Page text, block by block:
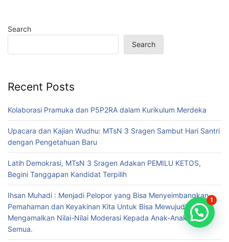
Search
Search
Recent Posts
Kolaborasi Pramuka dan P5P2RA dalam Kurikulum Merdeka
Upacara dan Kajian Wudhu: MTsN 3 Sragen Sambut Hari Santri
dengan Pengetahuan Baru
Latih Demokrasi, MTsN 3 Sragen Adakan PEMILU KETOS,
Begini Tanggapan Kandidat Terpilih
Ihsan Muhadi : Menjadi Pelopor yang Bisa Menyeimbangkan
Pemahaman dan Keyakinan Kita Untuk Bisa Mewujudkan,
Mengamalkan Nilai-Nilai Moderasi Kepada Anak-Anak Kita
Semua.
1